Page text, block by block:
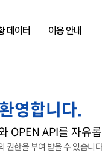
데이터 이용 안내
환영합니다.
OPEN API를 자유
권한을 부여 받을 수 있습니